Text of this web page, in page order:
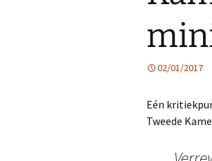
02/01/2017
Eén
Tweede